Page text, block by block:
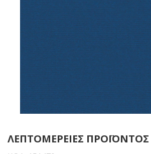
ΛΕΠΤΟΜΈΡΕΙΕΣ ΠΡΟΪΌΝΤΟΣ